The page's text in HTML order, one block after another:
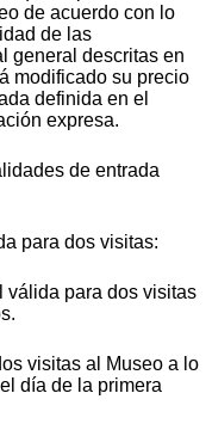
de acuerdo con lo
de las
general descritas en
modificado su precio
definida en el
expresa.
de entrada
para dos visitas:
válida para dos visitas
visitas al Museo a lo
día de la primera